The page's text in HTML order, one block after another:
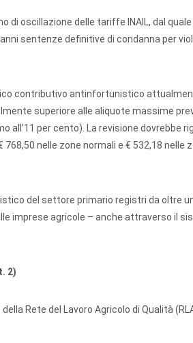
oscillazione delle tariffe INAIL, dal
sentenze definitive di condanna per
contributivo antinfortunistico
superiore alle aliquote massime
per cento). La revisione dovrebbe
nelle zone normali e € 532,18 nelle
del settore primario registri da oltre
imprese agricole – anche attraverso il
2)
Rete del Lavoro Agricolo di Qualità